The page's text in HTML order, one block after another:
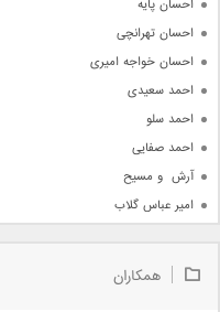
احسان پایه
احسان تهرانچی
احسان خواجه امیری
احمد سعیدی
احمد سلو
احمد صفایی
آرش  و مسیح
امیر عباس گلاب
امیر علی
همکاران